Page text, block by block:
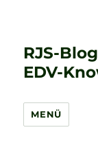
RJS-
EDV-
MENÜ